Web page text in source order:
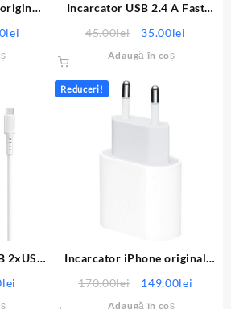
lei
89.00lei.
Incarcator USB 2.4 A Fast
45.00lei
Prețul
inițial
fost:
45.00lei.
35.00lei
Adaugă în coș
2xUSB
lei
Reduceri!
Incarcator iPhone original
170.00lei
Prețul
inițial
149.00lei
Adaugă în coș